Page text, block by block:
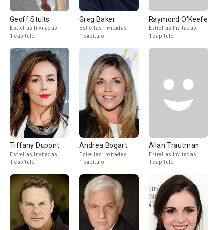
Geoff Stults
Estrellas Invitadas
1 capítulo
Greg Baker
Estrellas Invitadas
1 capítulo
Raymond O'Keefe
Estrellas Invitadas
1 capítulo
Tiffany Dupont
Estrellas Invitadas
1 capítulo
Andrea Bogart
Estrellas Invitadas
1 capítulo
Allan Trautman
Estrellas Invitadas
1 capítulo